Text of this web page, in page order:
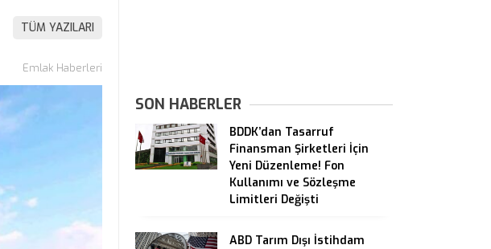
TÜM YAZILARI
Emlak Haberleri
SON HABERLER
BDDK’dan Tasarruf
Finansman Şirketleri İçin
Yeni Düzenleme! Fon
Kullanımı ve Sözleşme
Limitleri Değişti
ABD Tarım Dışı İstihdam